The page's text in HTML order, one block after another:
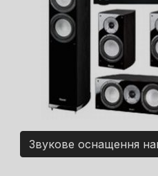
Звукове оснащення